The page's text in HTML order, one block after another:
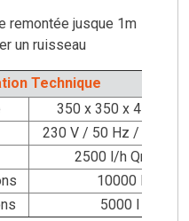
remontée jusque 1m
un ruisseau
Technique
350 x 350 x 450 mm
230 V / 50 Hz / UVC 7
2500 l/h Qmax
10000 l
5000 l